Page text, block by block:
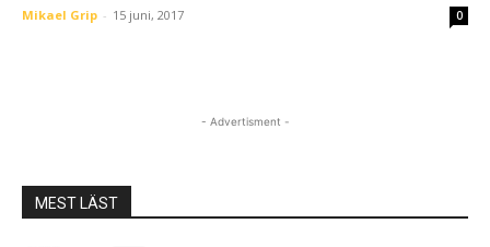
Mikael Grip - 15 juni, 2017 0
- Advertisment -
MEST LÄST